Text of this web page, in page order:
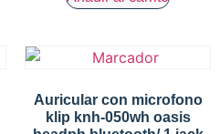
Auricular con microfono
klip knh-050wh oasis